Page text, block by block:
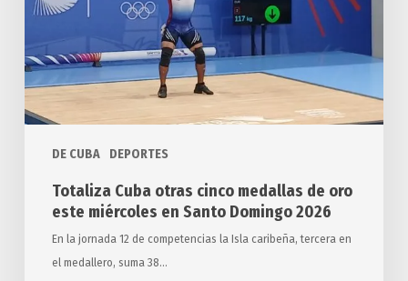
DE CUBA DEPORTES
de
este
miércoles
en
Santo
Domingo
Totaliza Cuba otras cinco medallas de oro
este miércoles en Santo Domingo 2026
En la jornada 12 de competencias la Isla caribeña, tercera en
el medallero, suma 38…